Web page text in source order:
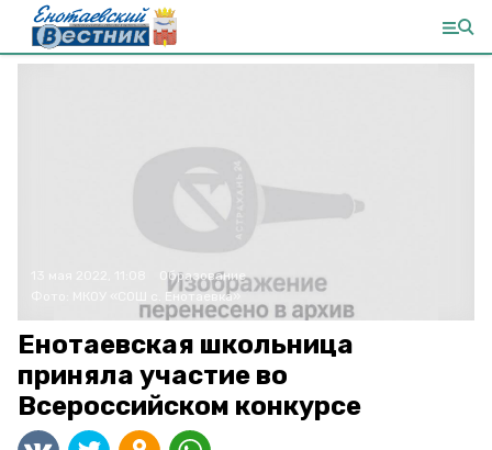
Образование
МКОУ «СОШ с. Енотаевка»
Енотаевская школьница
приняла участие во
Всероссийском конкурсе